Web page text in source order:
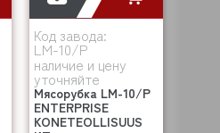
Код завода:
LM-10/P
наличие и цену
уточняйте
Мясорубка LM-10/P
ENTERPRISE
KONETEOLLISUUS